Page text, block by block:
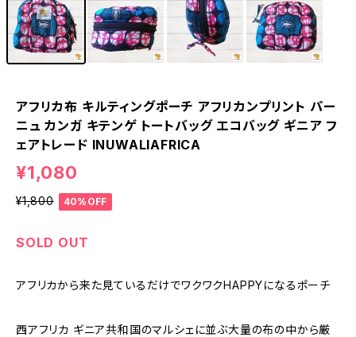
アフリカ布 キルティングポーチ アフリカンプリント パー
ニュ カンガ キテンゲ トートバッグ エコバッグ ギニア フ
ェアトレード INUWALIAFRICA
¥1,080
¥1,800 40%OFF
SOLD OUT
アフリカから来た見ているだけでワクワクHAPPYになるポーチ
西アフリカ ギニア共和国のマルシェに並ぶ大量の布の中から厳